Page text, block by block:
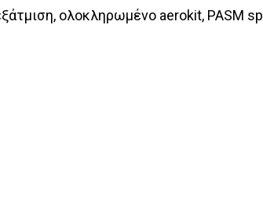
ολοκληρωμένο aerokit, PASM